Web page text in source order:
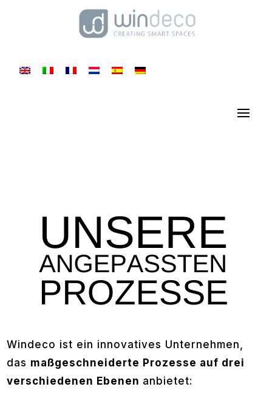
Windeco ist ein innovatives Unternehmen,
das maßgeschneiderte Prozesse auf drei
verschiedenen Ebenen anbietet: